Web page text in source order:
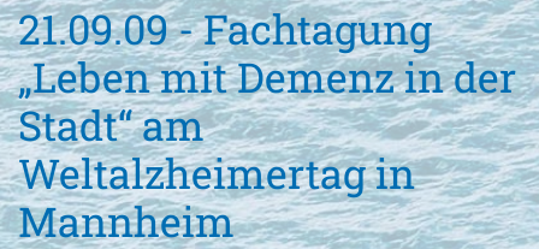
21.09.09 - Fachtagung
„Leben mit Demenz in der
Stadt“ am
Weltalzheimertag in
Mannheim